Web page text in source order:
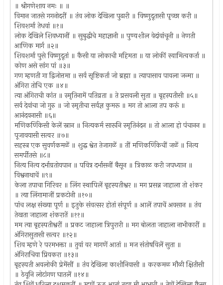
॥ श्रीगणेशाय नमः ॥ ॥
विमान जातसे गगनोदरीं ॥ तंव लोक देखिला पुढारी ॥ विष्णुदूतासी पृच्छा करी ॥
शिवशर्मा तेधवां ॥१॥
लोक देखिले शिवध्यानीं ॥ सुबुद्धीचे महाज्ञानी ॥ पुण्यशील वेदांवांचूनी ॥ नेणती
आणिक मार्ग ॥२॥
शिवशर्मा पुसे विष्णुदूतां ॥ कैसी या लोकाची महिमता ॥ या लोकीं स्वामित्वकर्ता ॥
कोण असे सांग पां ॥३॥
गण म्हणती गा द्विजोत्तमा ॥ सर्व सृष्टिकर्ता जो ब्रह्मा ॥ त्यापासाव पावला जन्मा ॥
अंगिरा तोचि एक ॥४॥
त्या अंगिराची कांत ॥ स्मृतिनामें पतिव्रता ॥ ते प्रसवली सुता ॥ बृहस्पतीसी ॥५॥
सर्व देवांचा जो गुरु ॥ जो स्मृतीचा सर्वज्ञ कुमरू ॥ मग तो आला तप करूं ॥
आनंदवनासी ॥६॥
मणिकर्णिकेसी केलें स्नान ॥ नित्यकर्म सारूनि स्मृतिनंदन ॥ तो आला हो पंचानन ॥
पूजावयासी सत्वर ॥७॥
सहस्त्र एक सुवर्णकमळें ॥ शुद्ध श्वेत तेजागळें ॥ तीं मणिकर्णिकेचीं जळें ॥ नित्य
समर्पीतसे ॥८॥
नित्य नित्य दर्भाग्रतोयपान ॥ पवित्र दर्भासनीं बैसून ॥ त्रिकाळ करी जपध्यान ॥
विश्वनाथाचें ॥९॥
केला तपाचा गिरिवर ॥ लिंग स्थापिलें बृहस्पतीश्वर ॥ मग प्रसन्न जाहाला तो शंकर
॥ त्या लिंगामाजीं प्रकटोनी ॥१०॥
पांच लक्ष संख्या पूर्ण ॥ इतुके संवत्सर होतां संपूर्ण ॥ आलें तपाचें अवसान ॥ तंव
तेखता जाहाला शंकरातें ॥११॥
मम त्या बृहस्पतीश्वरीं ॥ प्रकट जाहाला त्रिपुरारी ॥ मग बोलता जाहाला नाभीकारीं ॥
अंगिरासुतासी सत्वर ॥१२॥
शिव म्हणे रे परमभक्ता ॥ तुवां वर मागणें आतां ॥ मज संतोषविलें सुता ॥
अंगिराचिया प्रियकरा ॥१३॥
बृहस्पती अवलोकी प्रेमेंसीं ॥ तंव देखिला काशीनिवासी ॥ करकमळ मौळी क्षितीसी
॥ ठेवूनि लोटांगण घातलें ॥१४॥